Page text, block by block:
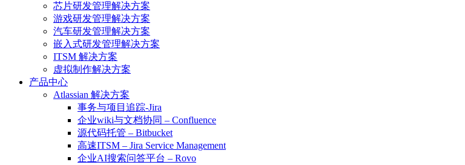
芯片研发管理解决方案
游戏研发管理解决方案
汽车研发管理解决方案
嵌入式研发管理解决方案
ITSM 解决方案
虚拟制作解决方案
产品中心
Atlassian 解决方案
事务与项目追踪-Jira
企业wiki与文档协同 – Confluence
源代码托管 – Bitbucket
高速ITSM – Jira Service Management
企业AI搜索问答平台 – Rovo